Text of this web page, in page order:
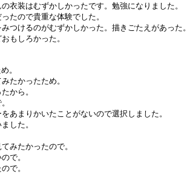
衣装はむずかしかったです。勉強になりました。
たので貴重な体験でした。
つけるのがむずかしかった。描きごたえがあった。
もしろかった。
。
たかったため。
から。
あまりかいたことがないので選択しました。
した。
みたかったので。
で。
で。